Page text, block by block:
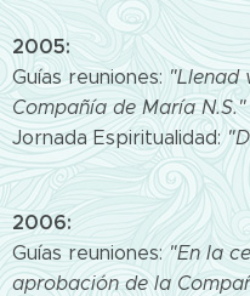
2005:
Guías reuniones: "Llenad
Compañía de María N.S."
Jornada Espiritualidad:
2006:
Guías reuniones: "En la
aprobación de la